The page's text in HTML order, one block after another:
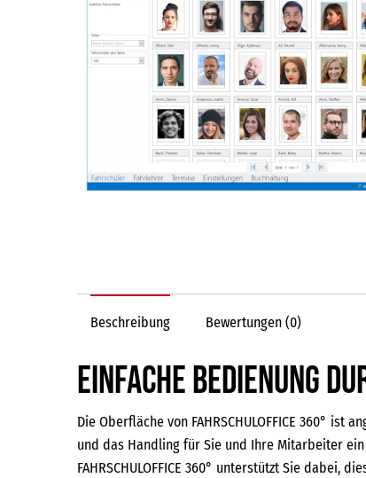
Beschreibung Bewertungen (0)
Einfache Bedienung
Die Oberfläche von FAHRSCHULOFFICE 360°
und das Handling für Sie und Ihre Mitarbeiter
FAHRSCHULOFFICE 360° unterstützt Sie dabei,